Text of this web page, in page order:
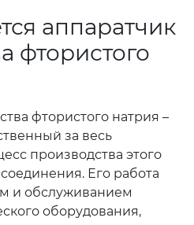
аппаратчик
фтористого
фтористого натрия –
за весь
производства этого
Его работа
и обслуживанием
оборудования,